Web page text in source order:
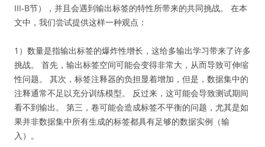
III-B节），并且会遇到输出标签的特性所带来的共同挑战。 在本
文中，我们尝试提供这样一种观点：
1）数量是指输出标签的爆炸性增长，这给多输出学习带来了许多
挑战。 首先，输出标签空间可能会变得非常大，从而导致可伸缩
性问题。 其次，标签注释器的负担显着增加，但是，数据集中的
注释通常不足以充分训练模型。 反过来，这可能会导致测试期间
看不到输出。 第三，卷可能会造成标签不平衡的问题，尤其是如
果并非数据集中所有生成的标签都具有足够的数据实例（输
入）。